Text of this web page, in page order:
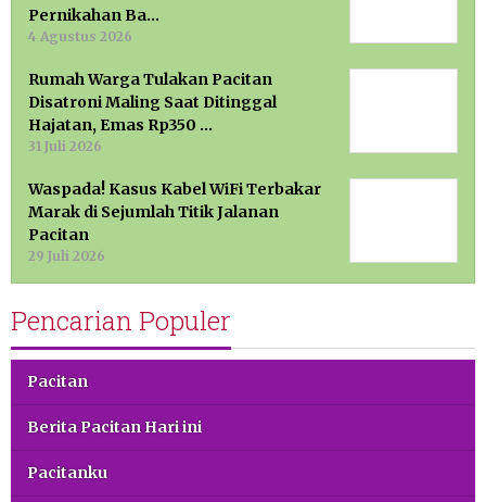
Pernikahan Ba…
4 Agustus 2026
Rumah Warga Tulakan Pacitan
Disatroni Maling Saat Ditinggal
Hajatan, Emas Rp350 …
31 Juli 2026
Waspada! Kasus Kabel WiFi Terbakar
Marak di Sejumlah Titik Jalanan
Pacitan
29 Juli 2026
Pencarian Populer
Pacitan
Berita Pacitan Hari ini
Pacitanku